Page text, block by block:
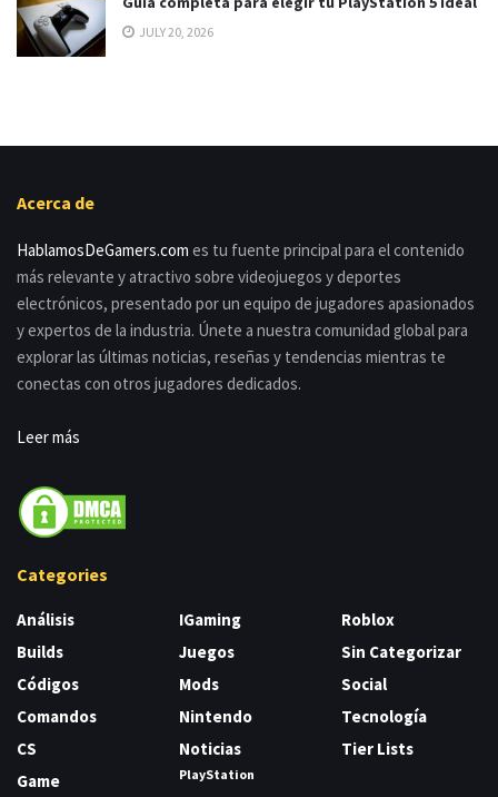
JULY 20, 2026
Acerca de
HablamosDeGamers.com es tu fuente principal para el contenido
más relevante y atractivo sobre videojuegos y deportes
electrónicos, presentado por un equipo de jugadores apasionados
y expertos de la industria. Únete a nuestra comunidad global para
explorar las últimas noticias, reseñas y tendencias mientras te
conectas con otros jugadores dedicados.
Leer más
Categories
Análisis
Builds
Códigos
Comandos
CS
Game
IGaming
Juegos
Mods
Nintendo
Noticias
PlayStation
Roblox
Sin Categorizar
Social
Tecnología
Tier Lists